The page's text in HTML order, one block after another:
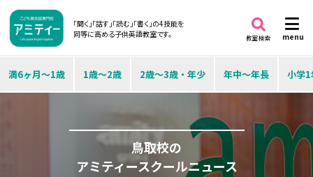
「聞く」「話す」「読む」「書く」の4技能を
同等に高める子供英語教室です。
menu
教室検索
満6ヶ月～1歳 1歳～2歳 2歳～3歳・年少 年中～年長 小学
鳥取校の
アミティースクールニュース